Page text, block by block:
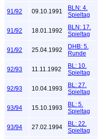
91/92 09.10.1991
BLN: 4.
Spieltag
91/92 18.01.1992
BLN: 17.
Spieltag
91/92 25.04.1992
DHB: 5.
Runde
92/93 11.11.1992
BL: 10.
Spieltag
92/93 10.04.1993
BL: 27.
Spieltag
93/94 15.10.1993
BL: 5.
Spieltag
93/94 27.02.1994
BL: 22.
Spieltag